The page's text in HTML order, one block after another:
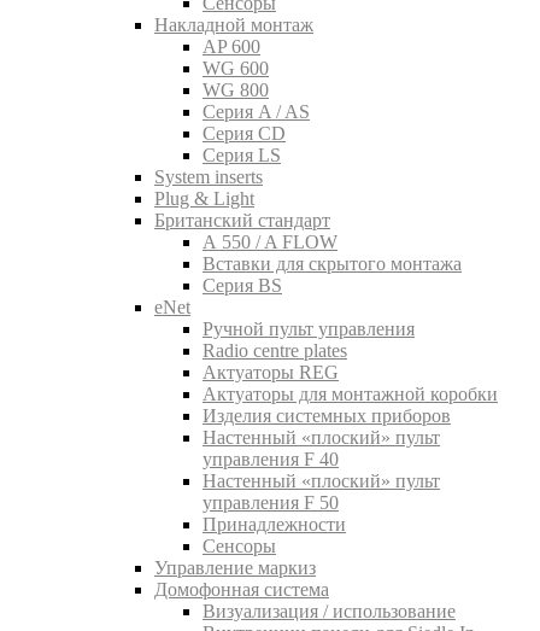
Накладной монтаж
AP 600
WG 600
WG 800
Серия A / AS
Серия CD
Серия LS
System inserts
Plug & Light
Британский стандарт
A 550 / A FLOW
Вставки для скрытого монтажа
Серия BS
eNet
Pучной пульт управления
Radio centre plates
Актуаторы REG
Актуаторы для монтажной коробки
Изделия системных приборов
Настенный «плоский» пульт
управления F 40
Настенный «плоский» пульт
управления F 50
Принадлежности
Сенсоры
Управление маркиз
Домофонная система
Визуализация / использование